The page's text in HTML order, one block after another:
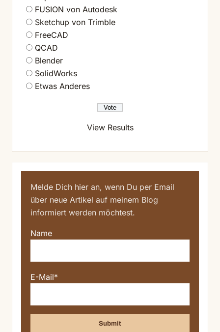
FUSION von Autodesk
Sketchup von Trimble
FreeCAD
QCAD
Blender
SolidWorks
Etwas Anderes
View Results
Melde Dich hier an, wenn Du per Email
über neue Artikel auf meinem Blog
informiert werden möchtest.
Name
E-Mail*